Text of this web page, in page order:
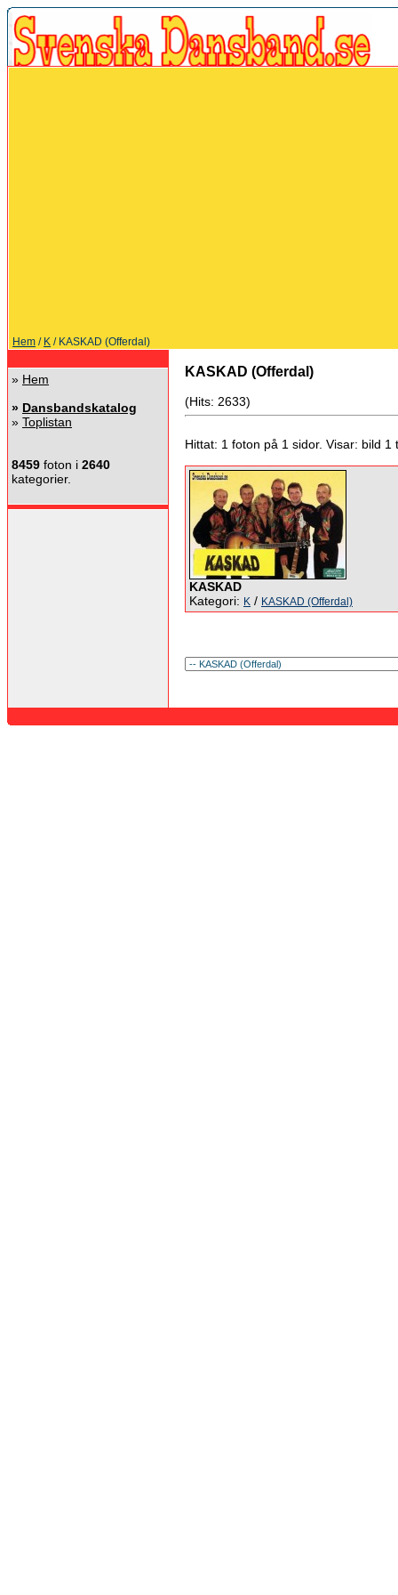
Hem / K / KASKAD (Offerdal)
» Hem
» Dansbandskatalog
» Toplistan
8459 foton i 2640
kategorier.
KASKAD (Offerdal)
(Hits: 2633)
Hittat: 1 foton på 1 sidor. Visar: bild 1
KASKAD
Kategori: K / KASKAD (Offerdal)